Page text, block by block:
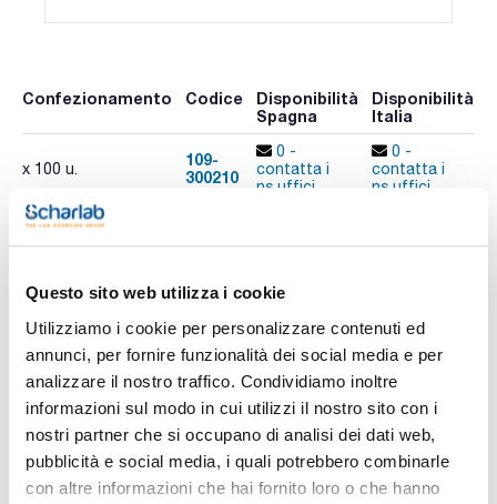
Questo sito web utilizza i cookie
Utilizziamo i cookie per personalizzare contenuti ed
annunci, per fornire funzionalità dei social media e per
analizzare il nostro traffico. Condividiamo inoltre
informazioni sul modo in cui utilizzi il nostro sito con i
nostri partner che si occupano di analisi dei dati web,
pubblicità e social media, i quali potrebbero combinarle
con altre informazioni che hai fornito loro o che hanno
Confezionamento Codice
Disponibilità
Spagna
Disponibilità
Italia
x 100 u.
109-
300210
0 -
contatta i
ns.uffici
0 -
contatta i
ns.uffici
Stampa pagina prodotto
Caratteristiche
Diameter (mm) : 110
Particle retention in liquid (μm) : <2
Pack (u.) : 100
Per analisi quantitativa o gravimetrica.
Vedi di più
Documentazione tecnica